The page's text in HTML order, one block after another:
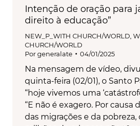
Intenção de oração para
direito à educação”
NEW_P_WITH CHURCH/WORLD
CHURCH/WORLD
Porgeneralate 04/01/2025
Na mensagem de vídeo,
quinta-feira (02/01), o Santo
“hoje vivemos uma
“E não é exagero. Por causa
das migrações e da pobreza,